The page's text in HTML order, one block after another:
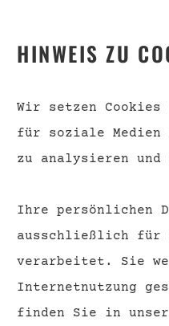
538
Kontakt
Versand
HINWEIS ZU
Wir setzen Cookies
für soziale Medien
zu analysieren
Ihre persönlichen
ausschließlich für
verarbeitet. Sie
Internetnutzung
finden Sie in